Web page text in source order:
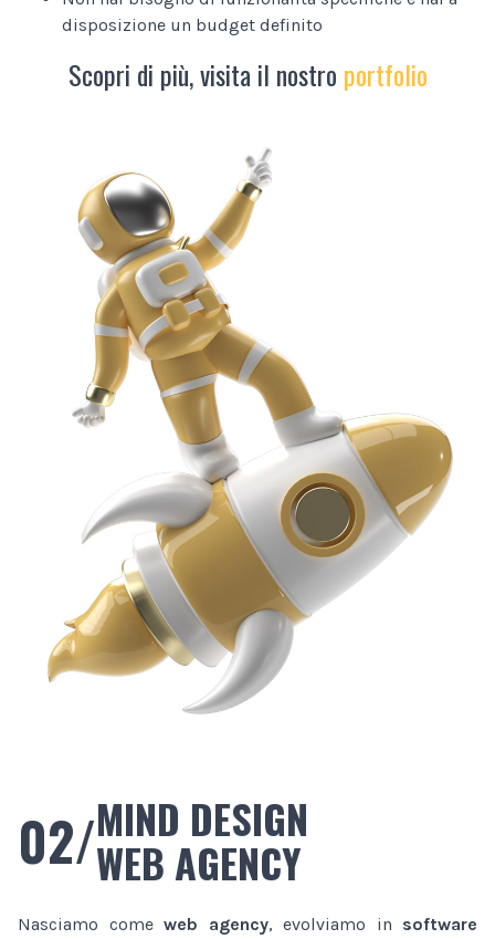
disposizione un budget definito
Scopri di più, visita il nostro portfolio
02/MIND DESIGN
WEB AGENCY
Nasciamo come web agency, evolviamo in software